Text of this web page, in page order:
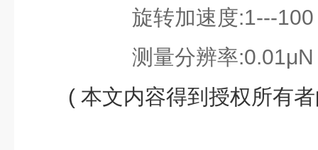
旋转加速度:1---100
测量分辨率:0.01μN
( 本文内容得到授权所有